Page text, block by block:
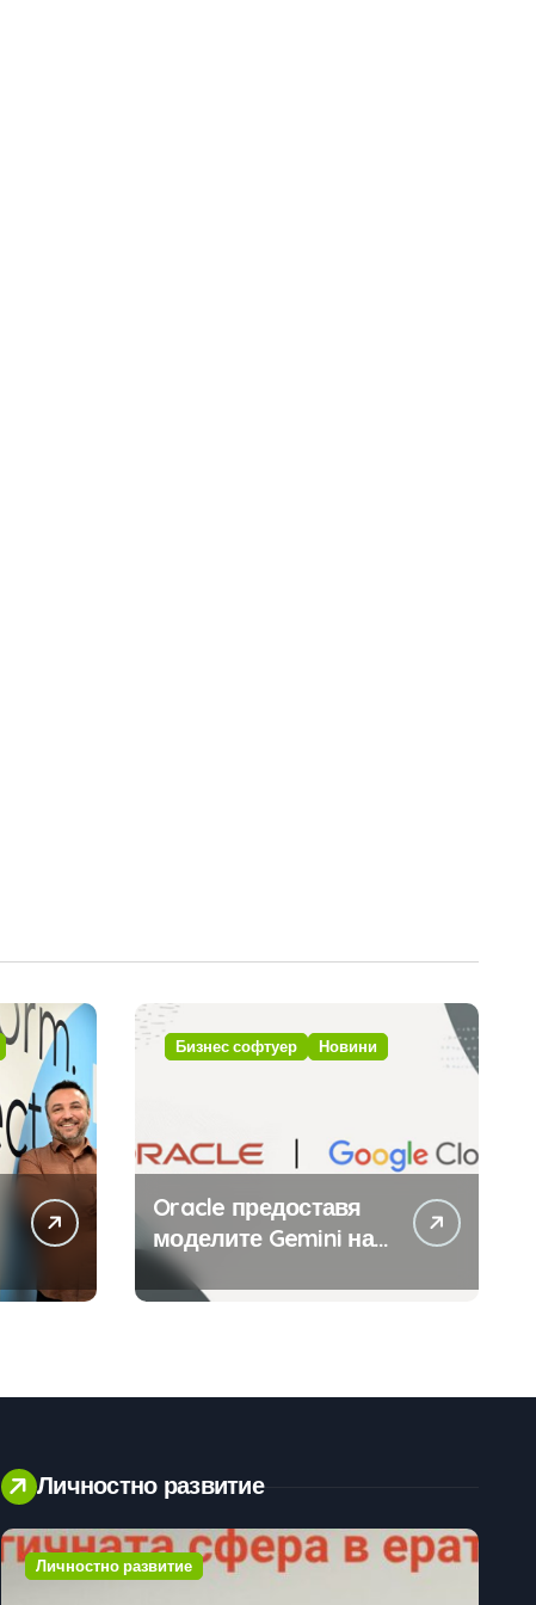
Бизнес софтуер Новини
Oracle предоставя
моделите Gemini на
Google на хиляди
клиенти на бизнес
Личностно развитие
Личностно развитие